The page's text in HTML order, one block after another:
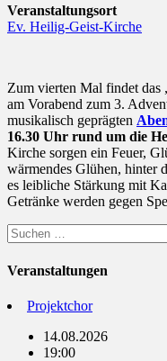
Veranstaltungsort
Ev. Heilig-Geist-Kirche
Zum vierten Mal findet das
am Vorabend zum 3.
musikalisch geprägten
16.30 Uhr rund um die
Kirche sorgen ein Feuer,
wärmendes Glühen, hinter
es leibliche Stärkung mit
Getränke werden gegen
Suchen
nach:
Veranstaltungen
Projektchor
14.08.2026
19:00